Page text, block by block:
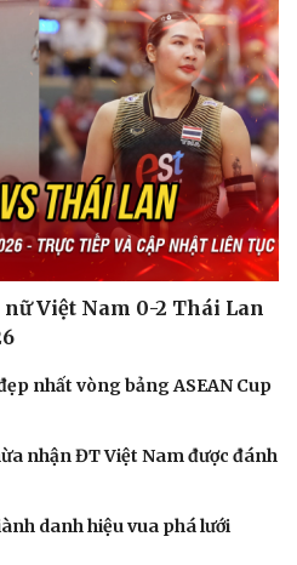
Thời trang
Việt Nam 0-2 Thái Lan
nhất vòng bảng ASEAN Cup
nhận ĐT Việt Nam được đánh
danh hiệu vua phá lưới